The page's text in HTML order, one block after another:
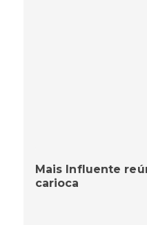
Mais Influente
carioca